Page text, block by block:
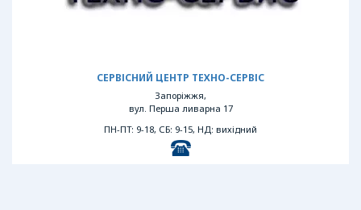
СЕРВІСНИЙ ЦЕНТР ТЕХНО-СЕРВІС
Запоріжжя,
вул. Перша ливарна 17
ПН-ПТ: 9-18, СБ: 9-15, НД: вихідний